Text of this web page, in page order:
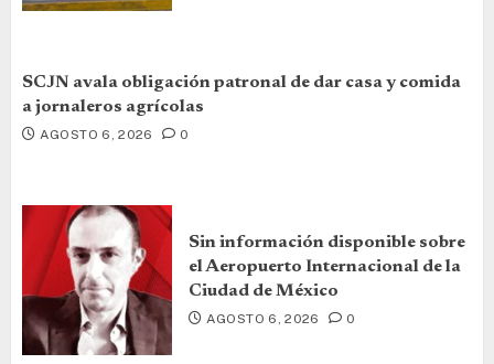
SCJN avala obligación patronal de dar casa y comida
a jornaleros agrícolas
AGOSTO 6, 2026 0
Sin información disponible sobre
el Aeropuerto Internacional de la
Ciudad de México
AGOSTO 6, 2026 0